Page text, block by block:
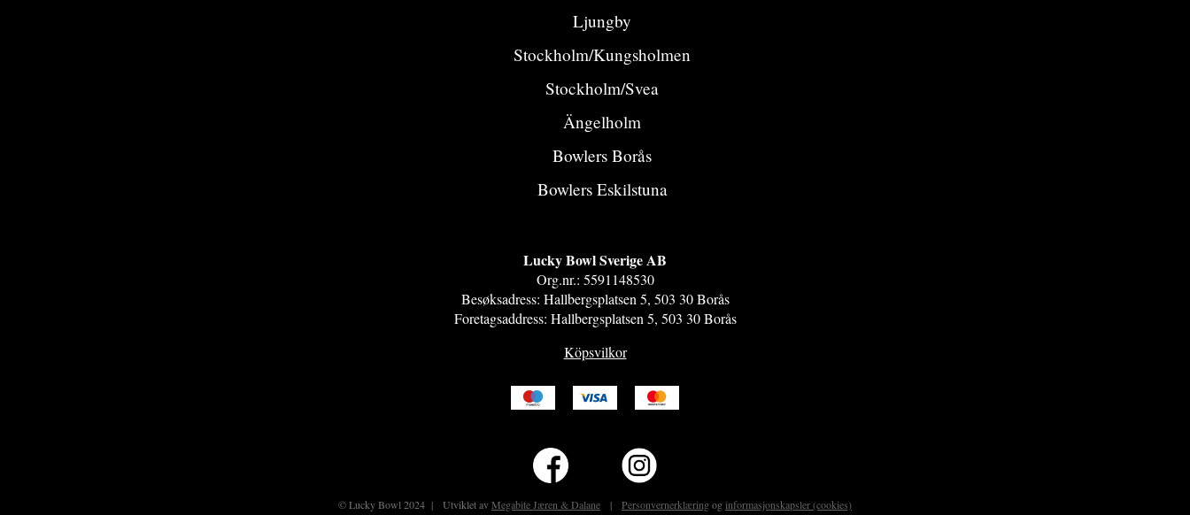
Ljungby
Stockholm/Kungsholmen
Stockholm/Svea
Ängelholm
Bowlers Borås
Bowlers Eskilstuna
Lucky Bowl Sverige AB​
Org.nr.: 5591148530​
Besøksadress: Hallbergsplatsen 5, 503 30 Borås​
Foretagsaddress: Hallbergsplatsen 5, 503 30 Borås
Köpsvilkor
© Lucky Bowl 2024 | Utviklet avMegabite Jæren & Dalane | Personvernerklæringoginformasjonskapsler (cookies)